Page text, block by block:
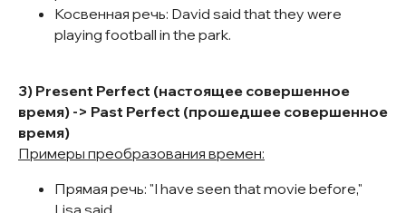
Косвенная речь: David said that they were
playing football in the park.
3) Present Perfect (настоящее совершенное
время) -> Past Perfect (прошедшее совершенное
время)
Примеры преобразования времен:
Прямая речь: "I have seen that movie before,"
Lisa said.